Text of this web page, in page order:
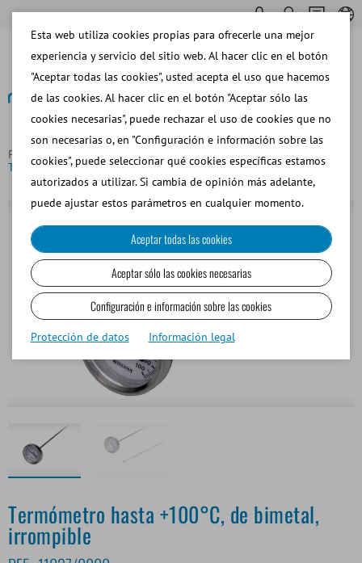
Página principal Equino
Colección de Semen
Termómetro hasta +100°C, de bimetal, irrompible
Termómetro hasta +100°C, de bimetal,
irrompible
Esta web utiliza cookies propias para ofrecerle una mejor
experiencia y servicio del sitio web. Al hacer clic en el botón
"Aceptar todas las cookies", usted acepta el uso que hacemos
de las cookies. Al hacer clic en el botón "Aceptar sólo las
cookies necesarias", puede rechazar el uso de cookies que no
son necesarias o, en "Configuración e información sobre las
cookies", puede seleccionar qué cookies específicas estamos
autorizados a utilizar. Si cambia de opinión más adelante,
puede ajustar estos parámetros en cualquier momento.
Aceptar todas las cookies
Aceptar sólo las cookies necesarias
Configuración e información sobre las cookies
Protección de datos Información legal